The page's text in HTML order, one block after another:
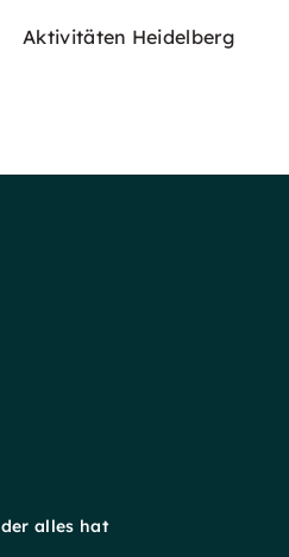
Aktivitäten Heidelberg
alles hat